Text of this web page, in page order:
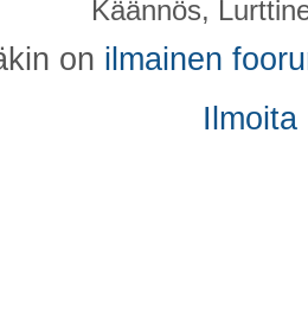
Käännös,
on ilmainen